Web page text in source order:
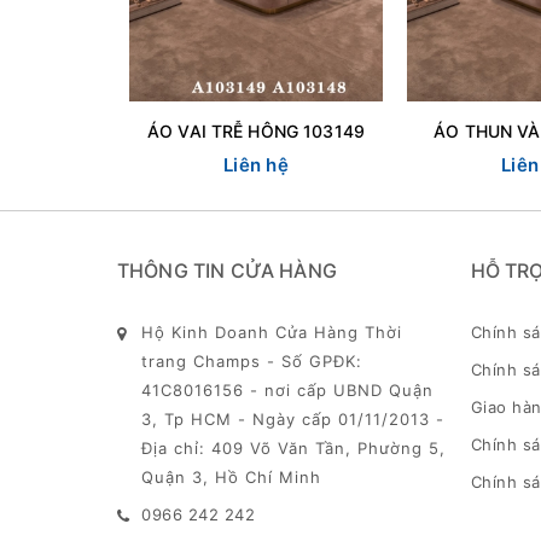
ÁO VAI TRỄ HÔNG 103149
Liên hệ
ÁO THUN
THÔNG TIN CỬA HÀNG
Hộ Kinh Doanh Cửa Hàng Thời
trang Champs - Số GPĐK:
41C8016156 - nơi cấp UBND Quận
3, Tp HCM - Ngày cấp 01/11/2013 -
Địa chỉ: 409 Võ Văn Tần, Phường 5,
Quận 3, Hồ Chí Minh
0966 242 242
HỖ
Chính
Chính
Giao
Chính
Chính